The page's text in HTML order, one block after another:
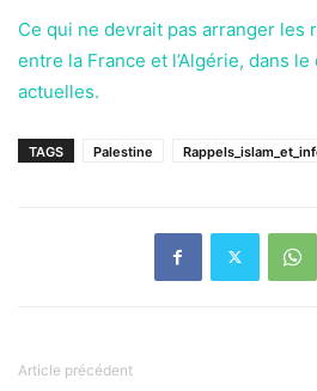
Ce qui ne devrait pas arranger les
entre la France et l’Algérie, dans
actuelles.
TAGS Palestine
Article précédent